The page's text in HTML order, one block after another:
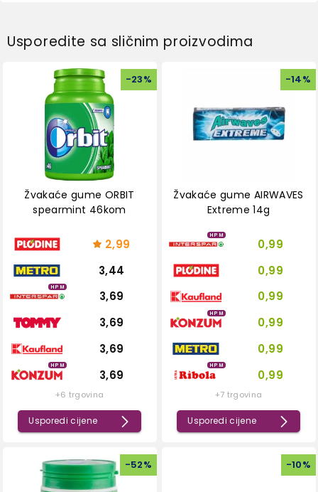
Usporedite sa sličnim proizvodima
-23%
Žvakaće gume ORBIT
spearmint 46kom
2,99
3,44
HPM
3,69
3,69
3,69
HPM
3,69
+6 trgovina
Usporedi cijene
-14%
Žvakaće gume AIRWAVES
Extreme 14g
HPM
0,99
0,99
0,99
HPM
0,99
0,99
HPM
0,99
+7 trgovina
Usporedi cijene
-52% -10%